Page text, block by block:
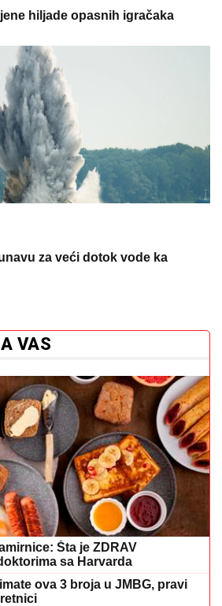
hiljade opasnih igračaka
za veći dotok vode ka
VAS
Šta je ZDRAV
sa Harvarda
ova 3 broja u JMBG, pravi